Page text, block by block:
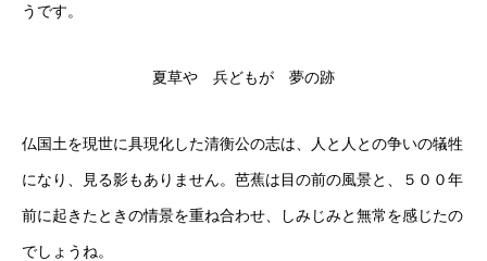
うです。
夏草や 兵どもが 夢の跡
仏国土を現世に具現化した清衡公の志は、人と人との争いの犠牲
になり、見る影もありません。芭蕉は目の前の風景と、５００年
前に起きたときの情景を重ね合わせ、しみじみと無常を感じたの
でしょうね。